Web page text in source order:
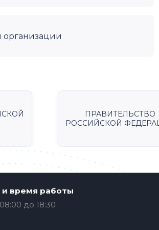
организации
ПРАВИТЕЛЬСТВО
РОССИЙСКОЙ
и время работы
до 18:30